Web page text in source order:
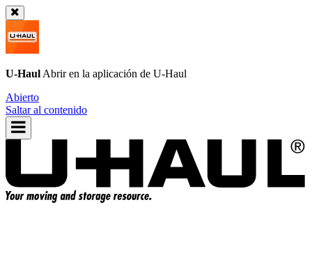
U-Haul Abrir en la aplicación de U-Haul
Abierto
Saltar al contenido